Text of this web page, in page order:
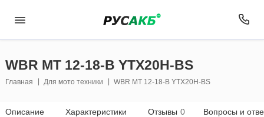
WBR MT 12-18-В YTX20H-BS
Главная Для мото техники WBR MT 12-18-В YTX20H-BS
Описание Характеристики Отзывы 0 Вопросы и